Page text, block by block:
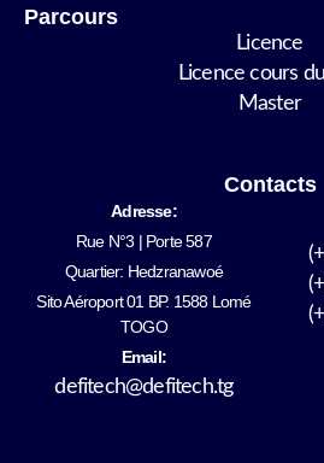
Parcours
Licence
Licence cours
Master
Contacts
Adresse:
Rue N°3 | Porte 587
Quartier: Hedzranawoé
Sito Aéroport 01 BP. 1588 Lomé
TOGO
Email:
defitech@defitech.tg